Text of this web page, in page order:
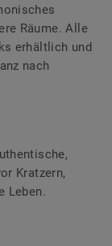
Räume. Alle
erhältlich und
nach
Kratzern,
Leben.